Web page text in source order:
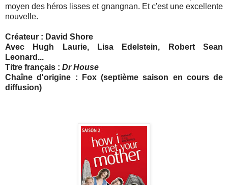
moyen des héros lisses et gnangnan. Et c'est une excellente
nouvelle.
Créateur : David Shore
Avec Hugh Laurie, Lisa Edelstein, Robert Sean
Leonard...
Titre français : Dr House
Chaîne d'origine : Fox (septième saison en cours de
diffusion)